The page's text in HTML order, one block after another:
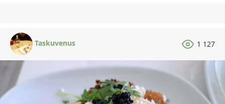
Taskuvenus 1 127